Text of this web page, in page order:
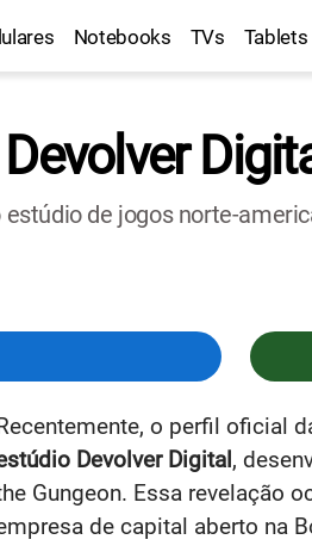
Notebooks TVs Tablets
de jogos norte-
o perfil oficial
Devolver Digital,
Gungeon. Essa revelação
de capital aberto na